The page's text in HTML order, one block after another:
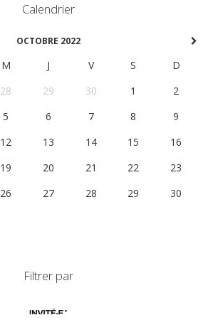
Calendrier
OCTOBRE 2022
M J V S
D
28 29 30 1
2
5 6 7 8
9
12 13 14 15
16
19 20 21 22
23
26 27 28 29
30
Filtrer par